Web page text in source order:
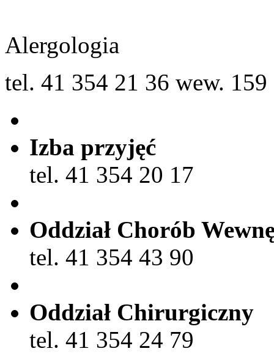
Alergologia
tel. 41 354 21 36 wew. 159
Izba przyjęć
tel. 41 354 20 17
Oddział Chorób
tel. 41 354 43 90
Oddział Chirurgiczny
tel. 41 354 24 79